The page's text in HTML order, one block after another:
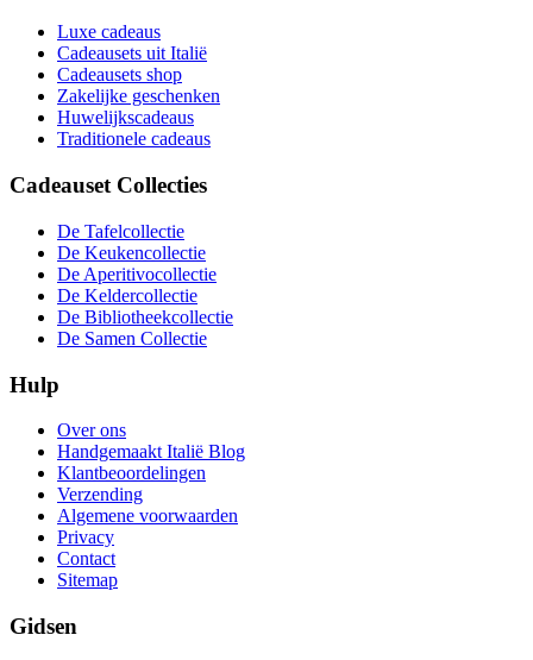
Luxe cadeaus
Cadeausets uit Italië
Cadeausets shop
Zakelijke geschenken
Huwelijkscadeaus
Traditionele cadeaus
Cadeauset Collecties
De Tafelcollectie
De Keukencollectie
De Aperitivocollectie
De Keldercollectie
De Bibliotheekcollectie
De Samen Collectie
Hulp
Over ons
Handgemaakt Italië Blog
Klantbeoordelingen
Verzending
Algemene voorwaarden
Privacy
Contact
Sitemap
Gidsen